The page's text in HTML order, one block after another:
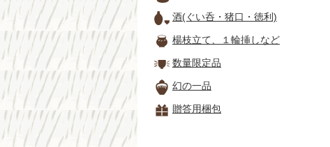
酒(ぐい呑・猪口・徳利)
楊枝立て、１輪挿しなど
数量限定品
幻の一品
贈答用梱包